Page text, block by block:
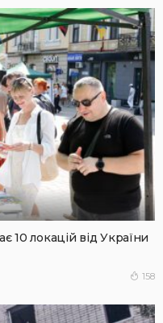
10 локацій від України
158